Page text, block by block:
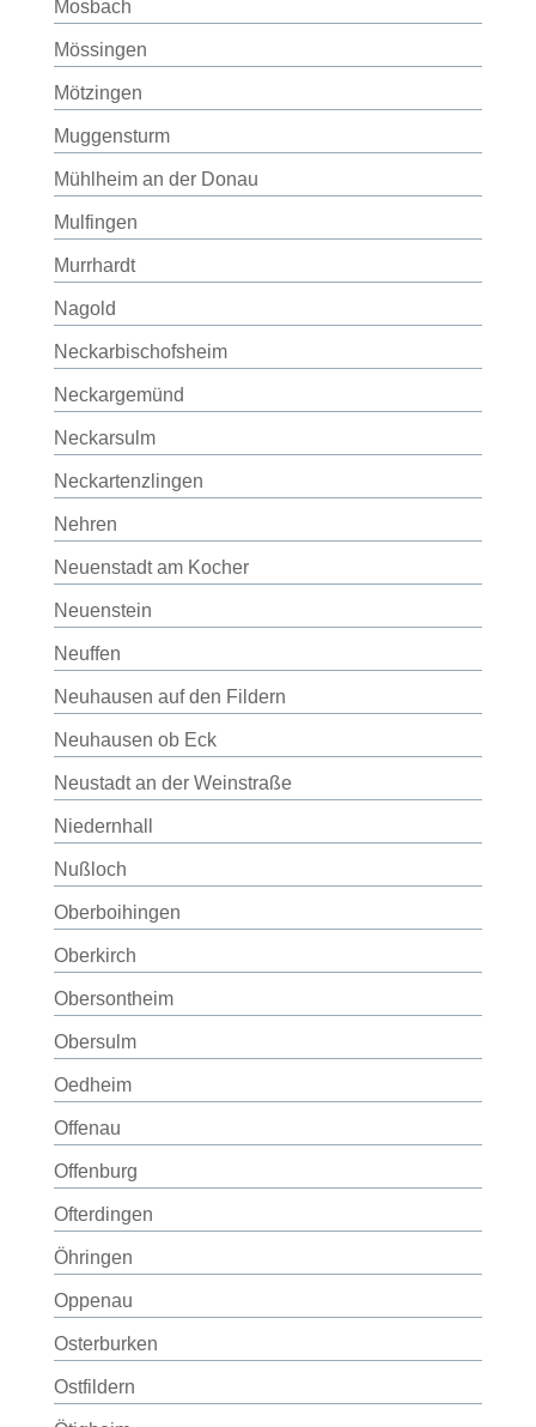
Mosbach
Mössingen
Mötzingen
Muggensturm
Mühlheim an der Donau
Mulfingen
Murrhardt
Nagold
Neckarbischofsheim
Neckargemünd
Neckarsulm
Neckartenzlingen
Nehren
Neuenstadt am Kocher
Neuenstein
Neuffen
Neuhausen auf den Fildern
Neuhausen ob Eck
Neustadt an der Weinstraße
Niedernhall
Nußloch
Oberboihingen
Oberkirch
Obersontheim
Obersulm
Oedheim
Offenau
Offenburg
Ofterdingen
Öhringen
Oppenau
Osterburken
Ostfildern